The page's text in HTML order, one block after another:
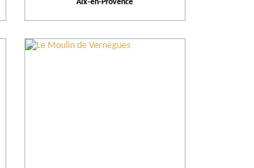
Aix-en-Provence